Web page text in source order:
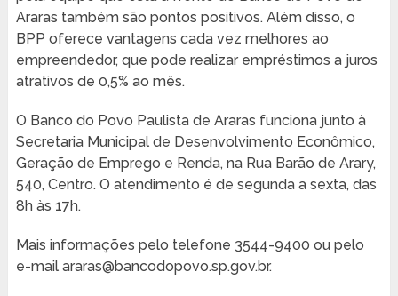
Araras também são pontos positivos. Além disso, o
BPP oferece vantagens cada vez melhores ao
empreendedor, que pode realizar empréstimos a juros
atrativos de 0,5% ao mês.
O Banco do Povo Paulista de Araras funciona junto à
Secretaria Municipal de Desenvolvimento Econômico,
Geração de Emprego e Renda, na Rua Barão de Arary,
540, Centro. O atendimento é de segunda a sexta, das
8h às 17h.
Mais informações pelo telefone 3544-9400 ou pelo
e-mail araras@bancodopovo.sp.gov.br.